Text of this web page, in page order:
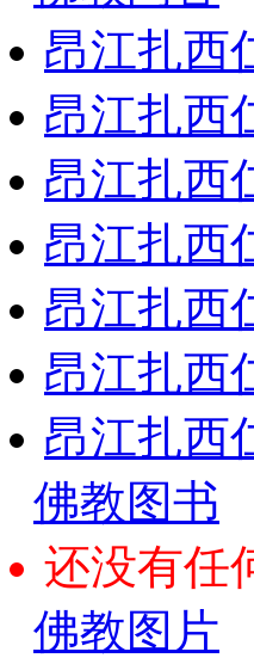
昂江扎西
昂江扎西
昂江扎西
昂江扎西
昂江扎西
昂江扎西
昂江扎西
佛教图书
还没有任
佛教图片